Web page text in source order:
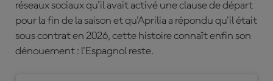
réseaux sociaux qu'il avait activé une clause de départ
pour la fin de la saison et qu'Aprilia a répondu qu'il était
sous contrat en 2026, cette histoire connaît enfin son
dénouement : l'Espagnol reste.